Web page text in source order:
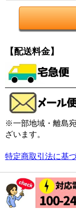
【配送料金】
※一部地域・離島
ざいます。
特定商取引法に基